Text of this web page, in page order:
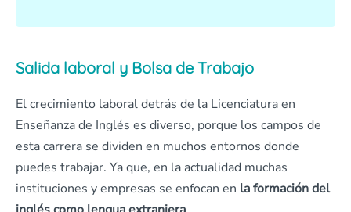
Salida laboral y Bolsa de Trabajo
El crecimiento laboral detrás de la Licenciatura en
Enseñanza de Inglés es diverso, porque los campos de
esta carrera se dividen en muchos entornos donde
puedes trabajar. Ya que, en la actualidad muchas
instituciones y empresas se enfocan en la formación del